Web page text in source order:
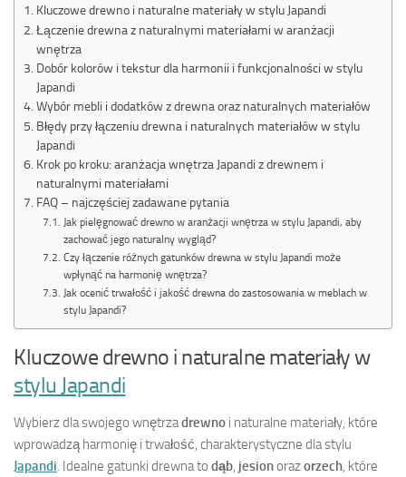
Kluczowe drewno i naturalne materiały w stylu Japandi
Łączenie drewna z naturalnymi materiałami w aranżacji
wnętrza
Dobór kolorów i tekstur dla harmonii i funkcjonalności w stylu
Japandi
Wybór mebli i dodatków z drewna oraz naturalnych materiałów
Błędy przy łączeniu drewna i naturalnych materiałów w stylu
Japandi
Krok po kroku: aranżacja wnętrza Japandi z drewnem i
naturalnymi materiałami
FAQ – najczęściej zadawane pytania
Jak pielęgnować drewno w aranżacji wnętrza w stylu Japandi, aby
zachować jego naturalny wygląd?
Czy łączenie różnych gatunków drewna w stylu Japandi może
wpłynąć na harmonię wnętrza?
Jak ocenić trwałość i jakość drewna do zastosowania w meblach w
stylu Japandi?
Kluczowe drewno i naturalne materiały w
stylu Japandi
Wybierz dla swojego wnętrzadrewno i naturalne materiały, które
wprowadzą harmonię i trwałość, charakterystyczne dla stylu
Japandi . Idealne gatunki drewna to dąb jesionorazorzech , które